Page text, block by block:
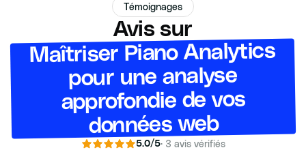
Témoignages
Avis sur
Maîtriser Piano Analytics
pour une analyse
approfondie de vos
données web
5.0/5· 3 avis vérifiés